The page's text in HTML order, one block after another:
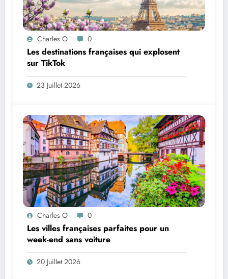
Charles O 0
Les destinations françaises qui explosent
sur TikTok
23 Juillet 2026
Charles O 0
Les villes françaises parfaites pour un
week-end sans voiture
20 Juillet 2026